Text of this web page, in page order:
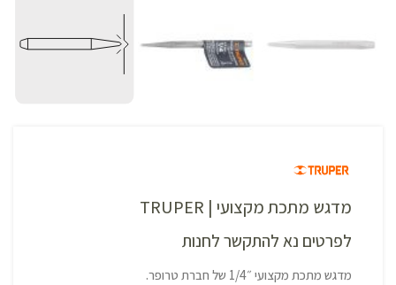
מדגש מתכת מקצועי | TRUPER
לפרטים נא להתקשר לחנות
מדגש מתכת מקצועי ״1/4 של חברת טרופר.